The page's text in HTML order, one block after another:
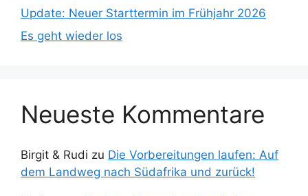
Update: Neuer Starttermin im Frühjahr 2026
Es geht wieder los
Neueste Kommentare
Birgit & Rudi zu Die Vorbereitungen laufen: Auf
dem Landweg nach Südafrika und zurück!